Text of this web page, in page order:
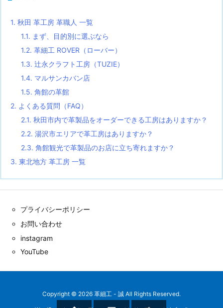
1. 秋田 革工房 革職人 一覧
1.1. まず、目的別に選ぶなら
1.2. 革細工 ROVER（ローバー）
1.3. 辻永クラフト工房（TUZIE）
1.4. マルサンカバン店
1.5. 角館の革館
2. よくある質問（FAQ）
2.1. 秋田市内で革製品をオーダーできる工房はありますか？
2.2. 湯沢市エリアで革工房はありますか？
2.3. 角館観光で革製品のお店に立ち寄れますか？
3. 東北地方 革工房 一覧
プライバシーポリシー
お問い合わせ
instagram
YouTube
Copyright © 2026 革細工 - 誠 All Rights Reserved.